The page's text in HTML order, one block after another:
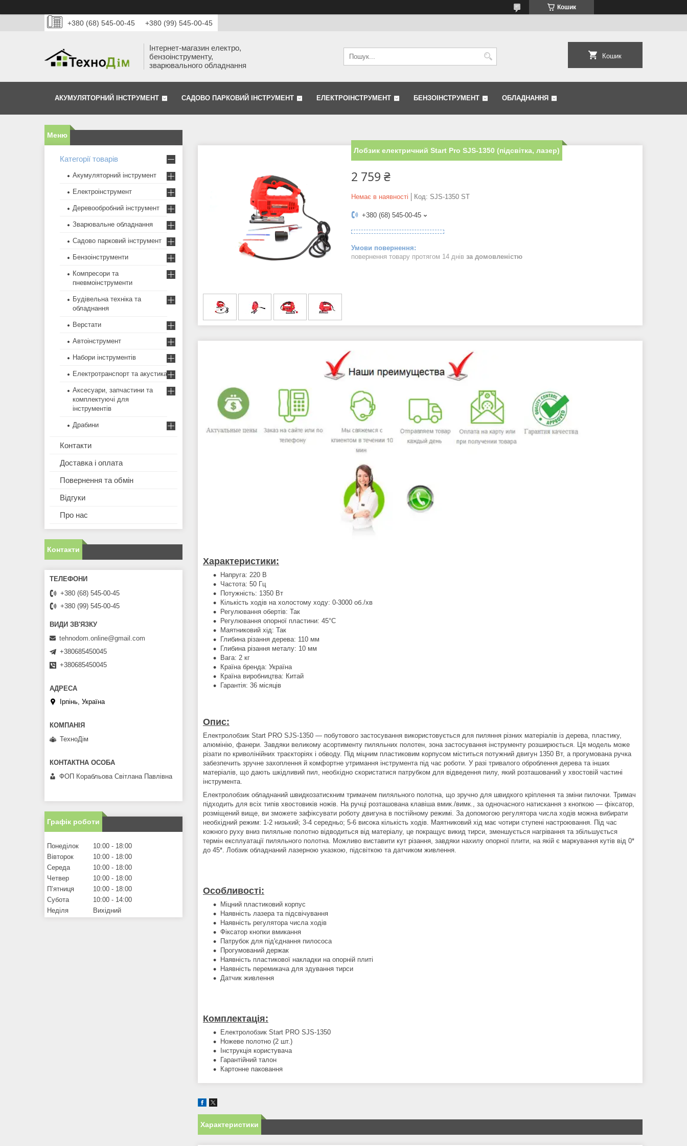
Кошик
+380 (68) 545-00-45 +380 (99) 545-00-45
Інтернет-магазин електро,
бензоінструменту,
зварювального обладнання
Кошик
АКУМУЛЯТОРНИЙ ІНСТРУМЕНТ САДОВО ПАРКОВИЙ ІНСТРУМЕНТ ЕЛЕКТРОІНСТРУМЕНТ БЕНЗОІНСТРУМЕНТ ОБЛАДНАННЯ
Лобзик електричний Start Pro SJS-1350 (підсвітка, лазер)
2 759 ₴
Немає в наявності Код: SJS-1350 ST
+380 (68) 545-00-45
повернення товару протягом 14 днів за домовленістю
Характеристики:
Напруга: 220 В
Частота: 50 Гц
Потужність: 1350 Вт
Кількість ходів на холостому ходу: 0-3000 об./хв
Регулювання обертів: Так
Регулювання опорної пластини: 45°С
Маятниковий хід: Так
Глибина різання дерева: 110 мм
Глибина різання металу: 10 мм
Вага: 2 кг
Країна бренда: Україна
Країна виробництва: Китай
Гарантія: 36 місяців
Опис:
Електролобзик Start PRO SJS-1350 — побутового застосування використовується для пиляння різних матеріалів із дерева, пластику,
алюмінію, фанери. Завдяки великому асортименту пиляльних полотен, зона застосування інструменту розширюється. Ця модель може
різати по криволінійних траєкторіях і обводу. Під міцним пластиковим корпусом міститься потужний двигун 1350 Вт, а прогумована ручка
забезпечить зручне захоплення й комфортне утримання інструмента під час роботи. У разі тривалого оброблення дерева та інших
матеріалів, що дають шкідливий пил, необхідно скористатися патрубком для відведення пилу, який розташований у хвостовій частині
інструмента.
Електролобзик обладнаний швидкозатискним тримачем пиляльного полотна, що зручно для швидкого кріплення та зміни пилочки. Тримач
підходить для всіх типів хвостовиків ножів. На ручці розташована клавіша вмик./вимк., за одночасного натискання з кнопкою — фіксатор,
розміщений вище, ви зможете зафіксувати роботу двигуна в постійному режимі. За допомогою регулятора числа ходів можна вибирати
необхідний режим: 1-2 низький; 3-4 середньо; 5-6 висока кількість ходів. Маятниковий хід має чотири ступені настроювання. Під час
кожного руху вниз пиляльне полотно відводиться від матеріалу, це покращує викид тирси, зменшується нагрівання та збільшується
термін експлуатації пиляльного полотна. Можливо виставити кут різання, завдяки нахилу опорної плити, на якій є маркування кутів від 0*
до 45*. Лобзик обладнаний лазерною указкою, підсвіткою та датчиком живлення.
Особливості:
Міцний пластиковий корпус
Наявність лазера та підсвічування
Наявність регулятора числа ходів
Фіксатор кнопки вмикання
Патрубок для під'єднання пилососа
Прогумований держак
Наявність пластикової накладки на опорній плиті
Наявність перемикача для здування тирси
Датчик живлення
Комплектація:
Електролобзик Start PRO SJS-1350
Ножеве полотно (2 шт.)
Інструкція користувача
Гарантійний талон
Картонне паковання
Характеристики
Категорії товарів
Акумуляторний інструмент
Електроінструмент
Деревообробний інструмент
Зварювальне обладнання
Садово парковий інструмент
Бензоінструменти
Компресори та
пневмоінструменти
Будівельна техніка та
обладнання
Верстати
Автоінструмент
Набори інструментів
Електротранспорт та акустика
Аксесуари, запчастини та
комплектуючі для
інструментів
Драбини
Контакти
Доставка і оплата
Повернення та обмін
Відгуки
Про нас
Контакти
+380 (68) 545-00-45
+380 (99) 545-00-45
tehnodom.online@gmail.com
+380685450045
+380685450045
Ірпінь, Україна
ТехноДім
ФОП Корабльова Світлана Павлівна
Графік роботи
Понеділок 10:00
18:00
Вівторок
10:00
18:00
Середа
10:00
18:00
Четвер
10:00
18:00
Пʼятниця
10:00
18:00
Субота
10:00
14:00
Неділя
Вихідний